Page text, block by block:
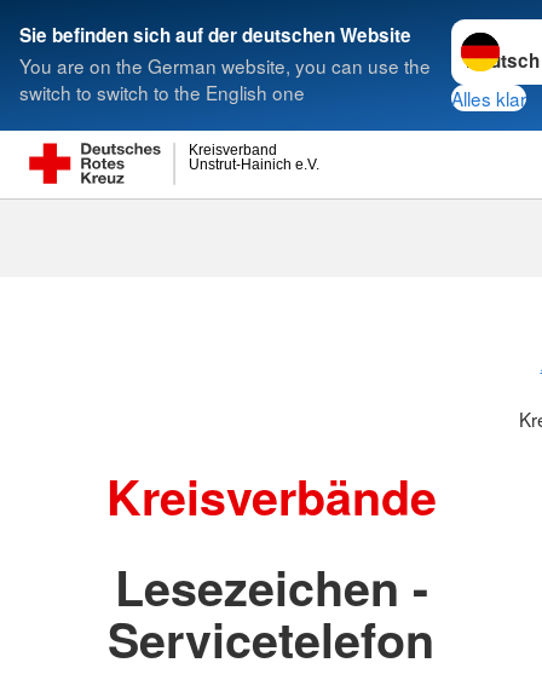
Sie befinden sich auf der deutschen Website
You are on the German website, you can use the
switch to switch to the English one
Sprache
Alles klar
Unstrut-Hainich e.V.
Kreisverband
Suche
Kreisverbände
Lesezeichen -
Servicetelefon